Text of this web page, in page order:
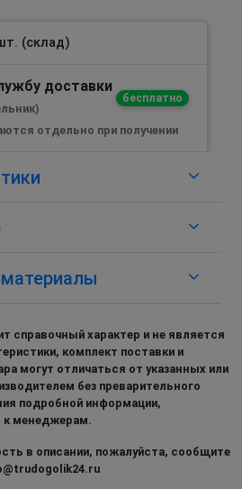
(склад)
доставки
бесплатно
отдельно при получении
справочный характер и не является
комплект поставки и
могут отличаться от указанных или
без преварительного
подробной информации,
к менеджерам.
в описании, пожалуйста, сообщите